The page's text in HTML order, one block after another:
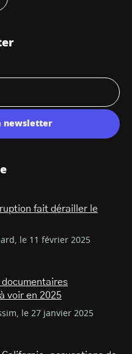
newsletter
fait dérailler le
le 11 février 2025
documentaires
voir en 2025
le 27 janvier 2025